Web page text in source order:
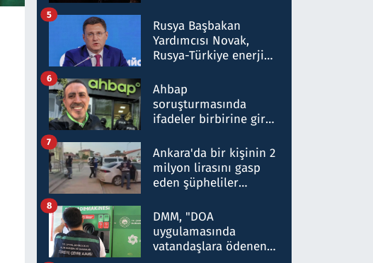
Rusya Başbakan
Yardımcısı Novak,
Rusya-Türkiye enerji
nitelikte olduğunu
belirtti
5
Ahbap
soruşturmasında
ifadeler birbirine girdi:
ifadelerinden ortaya
çıkan tablo şok etti
6
Ankara'da bir kişinin 2
milyon lirasını gasp
eden şüpheliler
7
DMM, "DOA
uygulamasında
vatandaşlara ödenen
8